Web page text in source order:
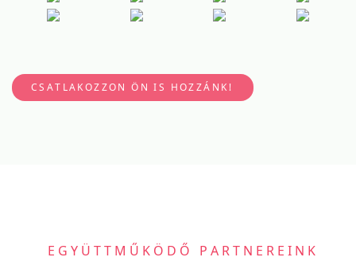
CSATLAKOZZON ÖN IS HOZZÁNK!
EGYÜTTMŰKÖDŐ PARTNEREINK